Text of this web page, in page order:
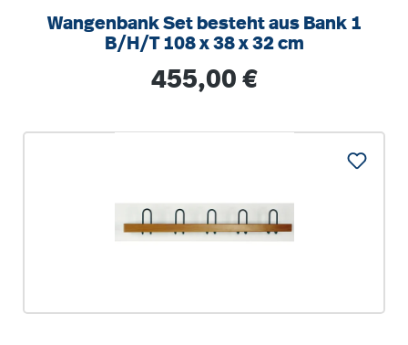
Wangenbank Set besteht aus Bank 1
B/H/T 108 x 38 x 32 cm
Regulärer Preis:
455,00 €